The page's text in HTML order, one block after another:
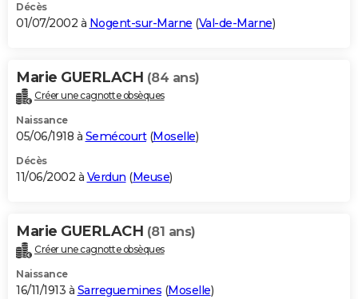
Décès
01/07/2002 à Nogent-sur-Marne (Val-de-Marne)
Marie GUERLACH (84 ans)
Créer une cagnotte obsèques
Naissance
05/06/1918 à Semécourt(Moselle)
Décès
11/06/2002 à Verdun (Meuse)
Marie GUERLACH (81 ans)
Créer une cagnotte obsèques
Naissance
16/11/1913 à Sarreguemines (Moselle)